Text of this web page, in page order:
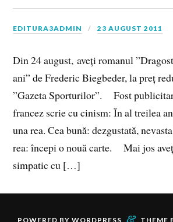
EDITURA3ADMIN 23 AUGUST 2011
Din 24 august, aveți romanul
ani” de Frederic Biegbeder, la preț
”Gazeta Sporturilor”. Fost
francez scrie cu cinism: În al treilea
una rea. Cea bună: dezgustată,
rea: începi o nouă carte. Mai jos
simpatic cu […]
POWERED BY WORDPRESS THEME